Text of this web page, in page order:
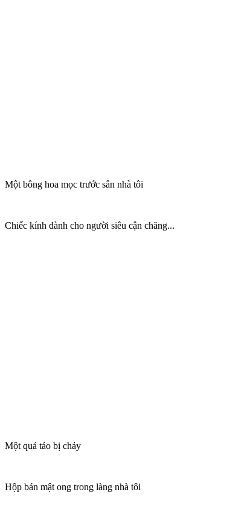
Một bông hoa mọc trước sân nhà tôi
Chiếc kính dành cho người siêu cận chăng...
Một quả táo bị chảy
Hộp bán mật ong trong làng nhà tôi